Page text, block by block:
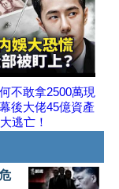
不敢拿2500萬現
後大佬45億資產
大逃亡！